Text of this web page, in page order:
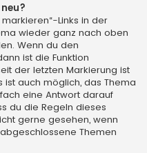
Links in der
wieder ganz nach oben
Wenn du den
ist die Funktion
der letzten Markierung ist
ist auch möglich, das Thema
eine Antwort darauf
du die Regeln dieses
gerne gesehen, wenn
Themen